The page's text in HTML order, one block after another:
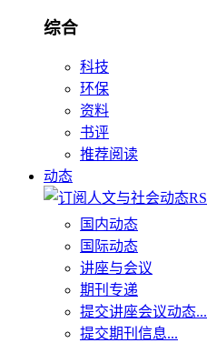
综合
科技
环保
资料
书评
推荐阅读
动态
国内动态
国际动态
讲座与会议
期刊专递
提交讲座会议动态...
提交期刊信息...